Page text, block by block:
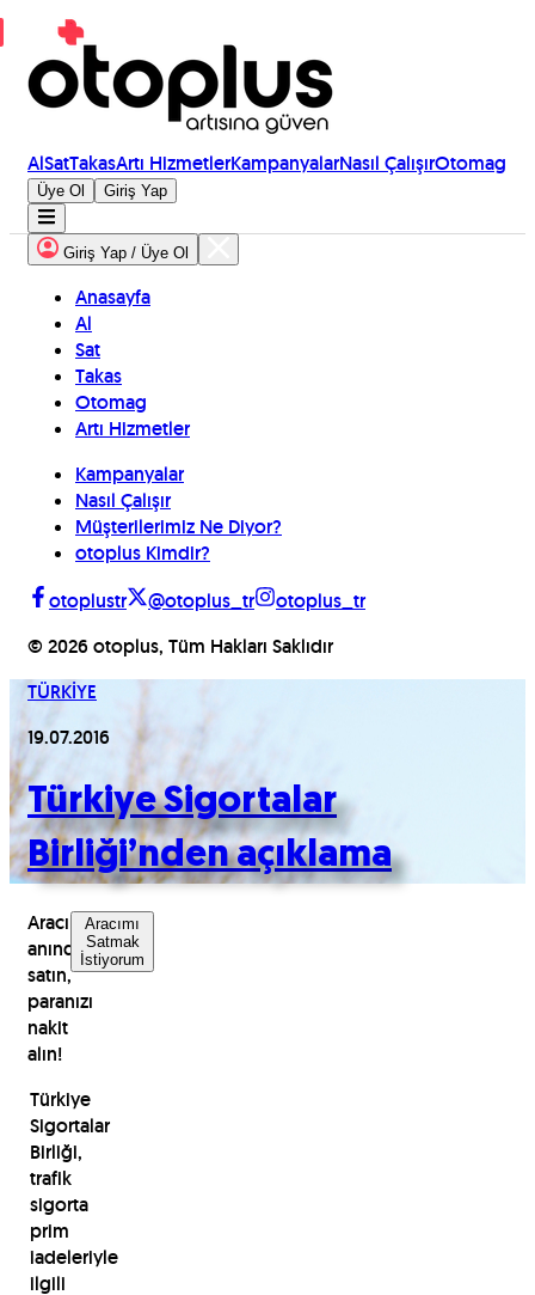
AlSatTakasArtı HizmetlerKampanyalarNasıl ÇalışırOtomag
Üye Ol Giriş Yap
Giriş Yap / Üye Ol
Anasayfa
Al
Sat
Takas
Otomag
Artı Hizmetler
Kampanyalar
Nasıl Çalışır
Müşterilerimiz Ne Diyor?
otoplus Kimdir?
otoplustr
@otoplus_tr
otoplus_tr
© 2026 otoplus, Tüm Hakları Saklıdır
TÜRKİYE
19.07.2016
Türkiye Sigortalar
Birliği’nden açıklama
Aracınızı
anında
satın,
paranızı
nakit
alın!
Aracımı
Satmak
İstiyorum
Türkiye
Sigortalar
Birliği,
trafik
sigorta
prim
iadeleriyle
ilgili